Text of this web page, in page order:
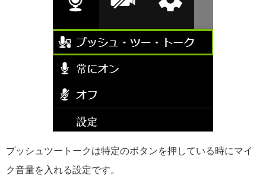
プッシュツートークは特定のボタンを押している時にマイ
ク音量を入れる設定です。